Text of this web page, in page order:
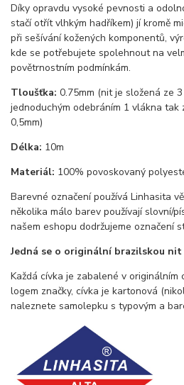
Díky opravdu vysoké pevnosti a
stačí otřít vlhkým hadříkem) jí kromě
při sešívání kožených komponentů,
kde se potřebujete spolehnout na
povětrnostním podmínkám.
Tloušťka: 0.75mm (nit je složená ze
jednoduchým odebráním 1 vlákna
0,5mm)
Délka: 10m
Materiál: 100% povoskovaný
Barevné označení používá Linhasita
několika málo barev používají slovní/
našem eshopu dodržujeme označení
Jedná se o originální brazilskou
Každá cívka je zabalené v
logem značky, cívka je kartonová
naleznete samolepku s typovým a